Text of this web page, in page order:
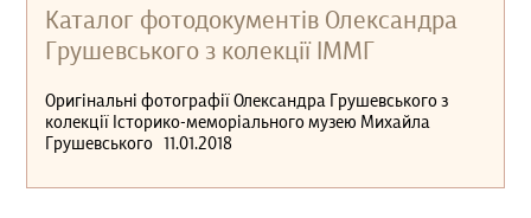
Каталог фотодокументів Олександра
Грушевського з колекції ІММГ
Оригінальні фотографії Олександра Грушевського з
колекції Історико-меморіального музею Михайла
Грушевського 11.01.2018